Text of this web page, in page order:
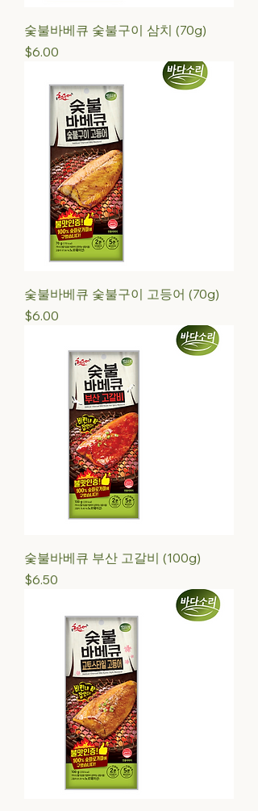
숯불바베큐 숯불구이 삼치 (70g)
Price
$6.00
숯불바베큐 숯불구이 고등어 (70g)
Price
$6.00
숯불바베큐 부산 고갈비 (100g)
Price
$6.50